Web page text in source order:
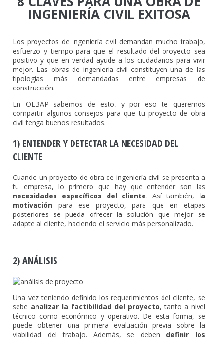
INGENIERÍA CIVIL EXITOSA
Los proyectos de ingeniería civil demandan mucho trabajo,
esfuerzo y tiempo para que el resultado del proyecto sea
positivo y que en verdad ayude a los ciudadanos para vivir
mejor. Las obras de ingeniería civil constituyen una de las
tipologías más demandadas entre empresas de
construcción.
En OLBAP sabemos de esto, y por eso te queremos
compartir algunos consejos para que tu proyecto de obra
civil tenga buenos resultados.
1) ENTENDER Y DETECTAR LA NECESIDAD DEL
CLIENTE
Cuando un proyecto de obra de ingeniería civil se presenta a
tu empresa, lo primero que hay que entender son las
necesidades específicas del cliente. Así también, la
motivación para ese proyecto, para que en etapas
posteriores se pueda ofrecer la solución que mejor se
adapte al cliente, haciendo el servicio más personalizado.
2) ANÁLISIS
Una vez teniendo definido los requerimientos del cliente, se
sebe analizar la factibilidad del proyecto, tanto a nivel
técnico como económico y operativo. De esta forma, se
puede obtener una primera evaluación previa sobre la
viabilidad del trabajo. Además, se deben definir los